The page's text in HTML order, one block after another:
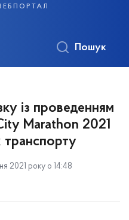
Пошук
із проведенням
Marathon 2021
2021 року о 14:48